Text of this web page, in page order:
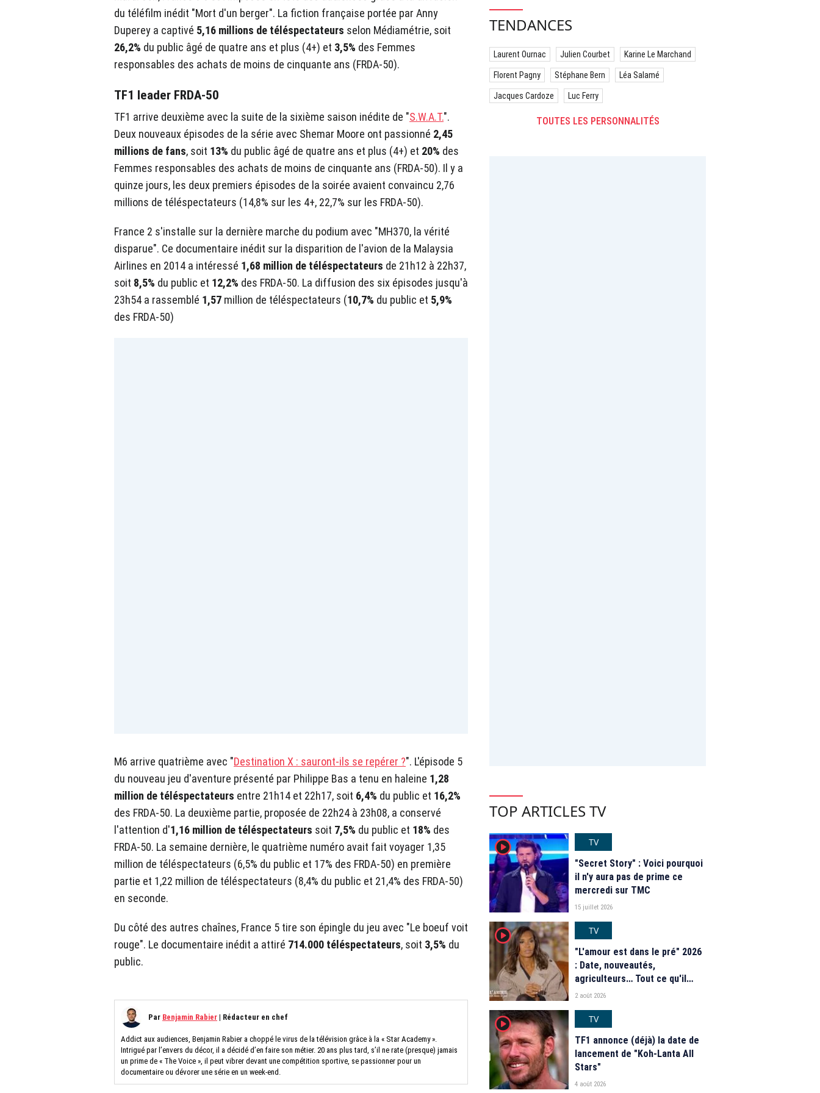
du téléfilm inédit "Mort d'un berger". La fiction française portée par Anny
Duperey a captivé 5,16 millions de téléspectateurs selon Médiamétrie, soit
26,2% du public âgé de quatre ans et plus (4+) et 3,5% des Femmes
responsables des achats de moins de cinquante ans (FRDA-50).
TF1 leader FRDA-50
TF1 arrive deuxième avec la suite de la sixième saison inédite de "S.W.A.T.".
Deux nouveaux épisodes de la série avec Shemar Moore ont passionné 2,45
millions de fans, soit 13% du public âgé de quatre ans et plus (4+) et 20% des
Femmes responsables des achats de moins de cinquante ans (FRDA-50). Il y a
quinze jours, les deux premiers épisodes de la soirée avaient convaincu 2,76
millions de téléspectateurs (14,8% sur les 4+, 22,7% sur les FRDA-50).
France 2 s'installe sur la dernière marche du podium avec "MH370, la vérité
disparue". Ce documentaire inédit sur la disparition de l'avion de la Malaysia
Airlines en 2014 a intéressé 1,68 million de téléspectateurs de 21h12 à 22h37,
soit 8,5% du public et 12,2% des FRDA-50. La diffusion des six épisodes jusqu'à
23h54 a rassemblé 1,57 million de téléspectateurs (10,7% du public et 5,9%
des FRDA-50)
M6 arrive quatrième avec "Destination X : sauront-ils se repérer ?". L'épisode 5
du nouveau jeu d'aventure présenté par Philippe Bas a tenu en haleine 1,28
million de téléspectateurs entre 21h14 et 22h17, soit 6,4% du public et 16,2%
des FRDA-50. La deuxième partie, proposée de 22h24 à 23h08, a conservé
l'attention d'1,16 million de téléspectateurs soit 7,5% du public et 18% des
FRDA-50. La semaine dernière, le quatrième numéro avait fait voyager 1,35
million de téléspectateurs (6,5% du public et 17% des FRDA-50) en première
partie et 1,22 million de téléspectateurs (8,4% du public et 21,4% des FRDA-50)
en seconde.
Du côté des autres chaînes, France 5 tire son épingle du jeu avec "Le boeuf voit
rouge". Le documentaire inédit a attiré 714.000 téléspectateurs, soit 3,5% du
public.
Par Benjamin Rabier | Rédacteur en chef
Addict aux audiences, Benjamin Rabier a choppé le virus de la télévision grâce à la « Star Academy ».
Intrigué par l’envers du décor, il a décidé d’en faire son métier. 20 ans plus tard, s’il ne rate (presque) jamais
un prime de « The Voice », il peut vibrer devant une compétition sportive, se passionner pour un
documentaire ou dévorer une série en un week-end.
TENDANCES
Laurent Ournac Julien Courbet Karine Le Marchand
Florent Pagny Stéphane Bern Léa Salamé
Jacques Cardoze Luc Ferry
TOUTES LES PERSONNALITÉS
TOP ARTICLES TV
player2
TV
"Secret Story" : Voici pourquoi
il n'y aura pas de prime ce
mercredi sur TMC
15 juillet 2026
player2
TV
"L'amour est dans le pré" 2026
: Date, nouveautés,
agriculteurs… Tout ce qu'il
faut savoir sur la saison 21 du
2 août 2026
player2
TV
TF1 annonce (déjà) la date de
lancement de "Koh-Lanta All
Stars"
4 août 2026